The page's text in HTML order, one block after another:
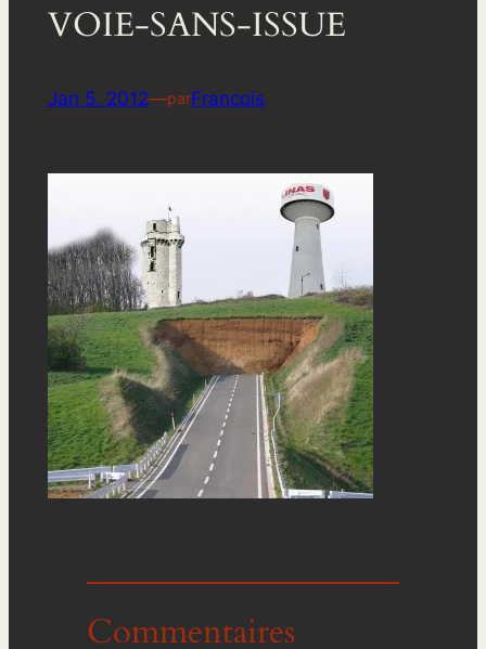
VOIE-SANS-ISSUE
Jan 5, 2012—parFrancois
Commentaires